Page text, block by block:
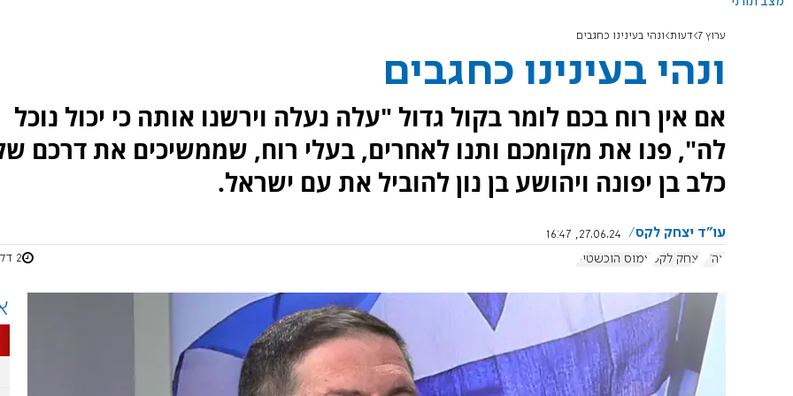
ערוץ 7 דעות ונהי בעינינו כחגבים
ונהי בעינינו כחגבים
אם אין רוח בכם לומר בקול גדול "עלה נעלה וירשנו אותה כי יכול נוכל
לה", פנו את מקומכם ותנו לאחרים, בעלי רוח, שממשיכים את דרכם
כלב בן יפונה ויהושע בן נון להוביל את עם ישראל.
עו"ד יצחק לקס
27.06.24, 16:47
צה"ל
יצחק לקס עמוס הוכשטיין 2 דקות